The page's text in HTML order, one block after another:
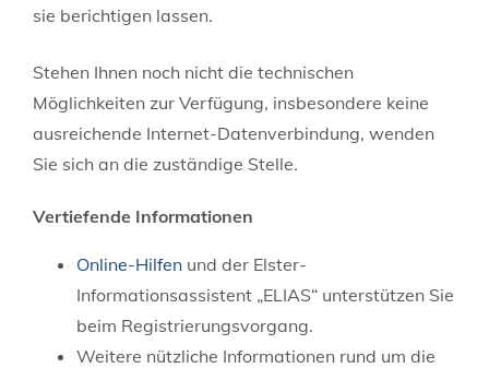
sie berichtigen lassen.
Stehen Ihnen noch nicht die technischen
Möglichkeiten zur Verfügung, insbesondere keine
ausreichende Internet-Datenverbindung, wenden
Sie sich an die zuständige Stelle.
Vertiefende Informationen
Online-Hilfen und der Elster-
Informationsassistent „ELIAS“ unterstützen Sie
beim Registrierungsvorgang.
Weitere nützliche Informationen rund um die